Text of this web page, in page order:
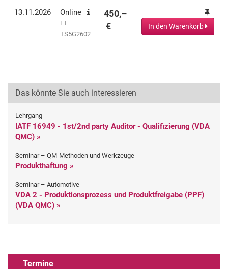
Termin(e) Informationen Preis
13.11.2026 Online
ET
TS5G2602
450,–
€
In den Warenkorb
Das könnte Sie auch interessieren
Lehrgang
IATF 16949 - 1st/2nd party Auditor - Qualifizierung (VDA
QMC) »
Seminar – QM-Methoden und Werkzeuge
Produkthaftung »
Seminar – Automotive
VDA 2 - Produktionsprozess und Produktfreigabe (PPF)
(VDA QMC) »
Termine